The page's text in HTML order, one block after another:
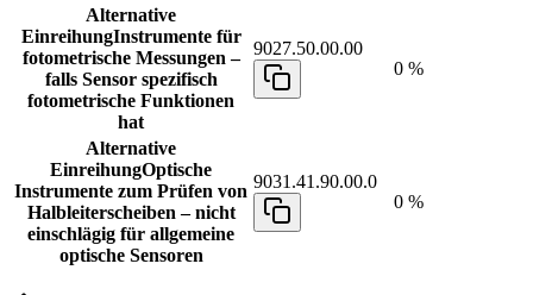
Alternative
EinreihungInstrumente für
fotometrische Messungen –
falls Sensor spezifisch
fotometrische Funktionen
hat
9027.50.00.00
0 %
Alternative
EinreihungOptische
Instrumente zum Prüfen von
Halbleiterscheiben – nicht
einschlägig für allgemeine
optische Sensoren
9031.41.90.00.0
0 %